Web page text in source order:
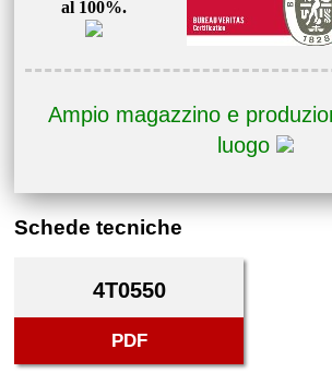
al 100%.
Ampio magazzino e
luogo
Schede tecniche
4T0550
PDF